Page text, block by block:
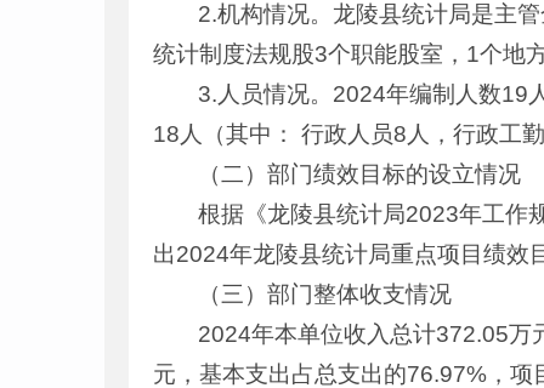
2.机构情况。龙陵县统计局是主
统计制度法规股3个职能股室，1个地
3.人员情况。2024年编制人数19
18人（其中： 行政人员8人，行政工
（二）部门绩效目标的设立情况
根据《龙陵县统计局2023年工作
出2024年龙陵县统计局重点项目绩效
（三）部门整体收支情况
2024年本单位收入总计372.05万
元，基本支出占总支出的76.97%，项